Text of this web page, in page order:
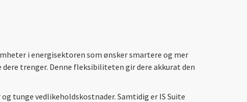
i energisektoren som ønsker smartere og mer
trenger. Denne fleksibiliteten gir dere akkurat den
tunge vedlikeholdskostnader. Samtidig er IS Suite